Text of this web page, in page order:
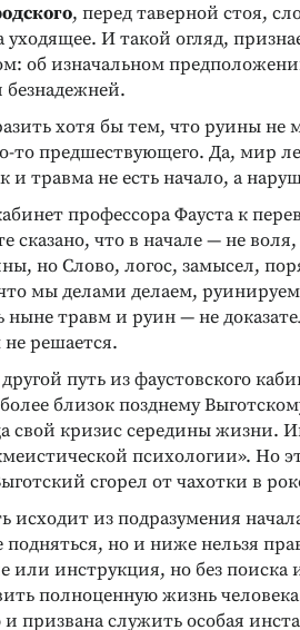
, перед таверной стоя,
уходящее. И такой огляд,
об изначальном
безнадежней.
хотя бы тем, что руины не
то предшествующего. Да, мир
и травма не есть начало, а
профессора Фауста к
сказано, что в начале — не
но Слово, логос, замысел,
мы делами делаем,
ныне травм и руин — не
решается.
путь из фаустовского
близок позднему
свой кризис середины жизни.
психологии». Но
сгорел от чахотки в
исходит из подразумения
подняться, но и ниже нельзя
или инструкция, но без
полноценную жизнь
призвана служить особая